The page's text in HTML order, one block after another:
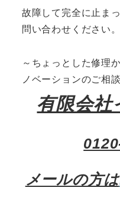
故障して完全に止ま
問い合わせください。
～ちょっとした修理
ノベーションのご相
有限会社
メールの方は